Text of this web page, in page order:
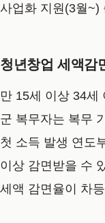
사업화 지원(3월~)
청년창업 세액감
만 15세 이상 34세
군 복무자는 복무
첫 소득 발생 연도
이상 감면받을 수
세액 감면율이 차